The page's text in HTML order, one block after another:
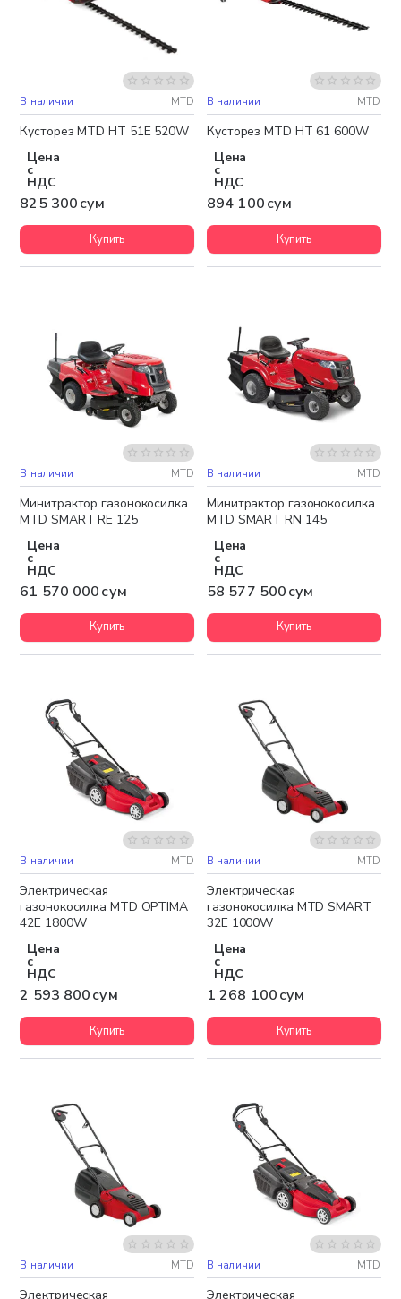
В наличии MTD
Кусторез MTD HT 51E 520W
Цена
с
НДС
825 300 сум
Купить
В наличии MTD
Кусторез MTD HT 61 600W
Цена
с
НДС
894 100 сум
Купить
Бесплатная доставка
В наличии MTD
Минитрактор газонокосилка
MTD SMART RE 125
Цена
с
НДС
61 570 000 сум
Купить
Бесплатная доставка
В наличии MTD
Минитрактор газонокосилка
MTD SMART RN 145
Цена
с
НДС
58 577 500 сум
Купить
Бесплатная доставка
В наличии MTD
Электрическая
газонокосилка MTD OPTIMA
42E 1800W
Цена
с
НДС
2 593 800 сум
Купить
Бесплатная доставка
В наличии MTD
Электрическая
газонокосилка MTD SMART
32E 1000W
Цена
с
НДС
1 268 100 сум
Купить
Бесплатная доставка
В наличии MTD
Электрическая
Бесплатная доставка
В наличии MTD
Электрическая